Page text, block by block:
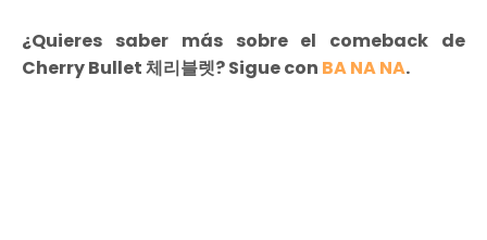
¿Quieres saber más sobre el comeback de
Cherry Bullet 체리블렛? Sigue con BA NA NA.